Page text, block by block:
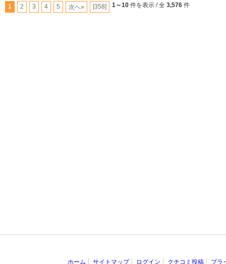
1 2 3 4 5 次へ» [358] 1～10 件を表示 / 全 3,576 件
ホーム サイトマップ ログイン クチコミ投稿 プラ